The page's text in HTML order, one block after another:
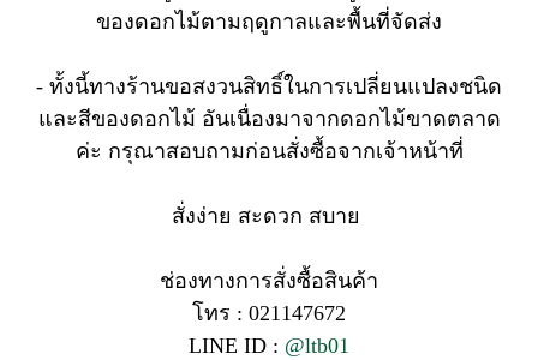
ของดอกไม้ตามฤดูกาลและพื้นที่จัดส่ง
- ทั้งนี้ทางร้านขอสงวนสิทธิ์ในการเปลี่ยนแปลงชนิด
และสีของดอกไม้ อันเนื่องมาจากดอกไม้ขาดตลาด
ค่ะ กรุณาสอบถามก่อนสั่งซื้อจากเจ้าหน้าที่
สั่งง่าย สะดวก สบาย
ช่องทางการสั่งซื้อสินค้า
โทร : 021147672
LINE ID : @ltb01